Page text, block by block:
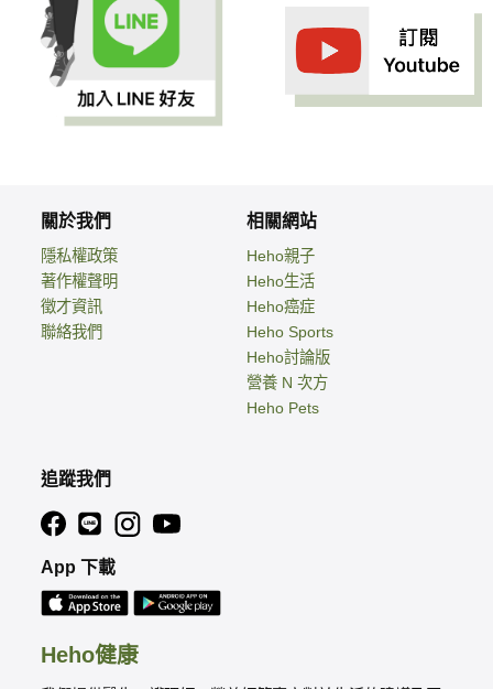
Heho健康
關於我們
隱私權政策
著作權聲明
徵才資訊
聯絡我們
相關網站
Heho親子
Heho生活
Heho癌症
Heho Sports
Heho討論版
營養 N 次方
Heho Pets
追蹤我們
App 下載